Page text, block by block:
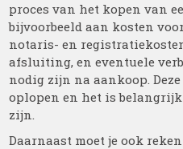
proces van het kopen van
bijvoorbeeld aan kosten
notaris- en
afsluiting, en eventuele
nodig zijn na aankoop.
oplopen en het is
zijn.
Daarnaast moet je ook